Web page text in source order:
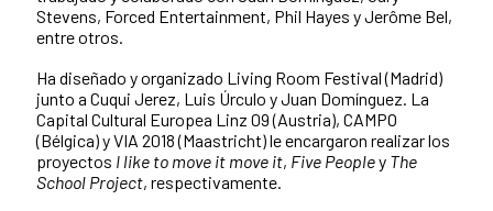
Stevens, Forced Entertainment, Phil Hayes y Jerôme Bel,
entre otros.
Ha diseñado y organizado Living Room Festival (Madrid)
junto a Cuqui Jerez, Luis Úrculo y Juan Domínguez. La
Capital Cultural Europea Linz 09 (Austria), CAMPO
(Bélgica) y VIA 2018 (Maastricht) le encargaron realizar los
proyectos I like to move it move it, Five Peopley The
School Project, respectivamente.